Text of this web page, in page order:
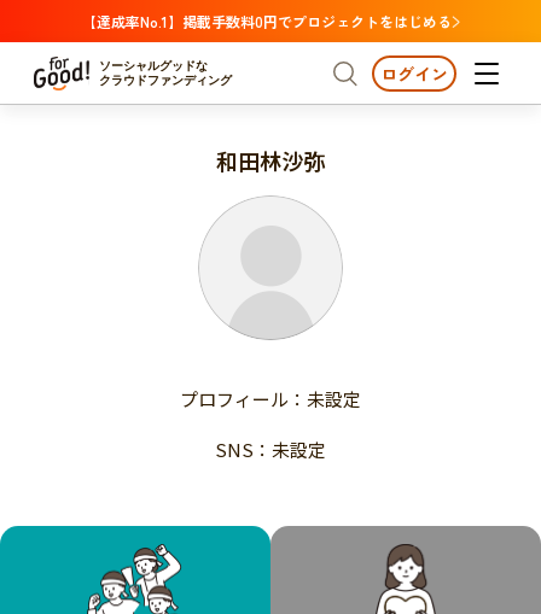
【達成率No.1】掲載手数料0円でプロジェクトをはじめる
ソーシャルグッドな
クラウドファンディング
プロジェクトからさがす 注目
支援金額が多い
支援人数が多い
終了日が近い
国際協力
子ども・教育
フード・農業
文化
環境・エシカル
人権・マイノリティ
支援金額が多い
終了日が近い
カテゴリーからさがす
医療・福祉
子ども・教育
人権・マイノリティ
北海道 青森 岩手 宮城
秋田
福島
ログイン
和田林沙弥
プロフィール：未設定
SNS：未設定